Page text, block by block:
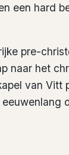
een hard
pre-
naar het
van Vitt